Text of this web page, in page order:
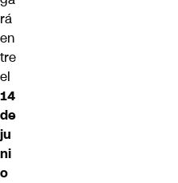
rá
en
tre
el
14
de
ju
ni
o